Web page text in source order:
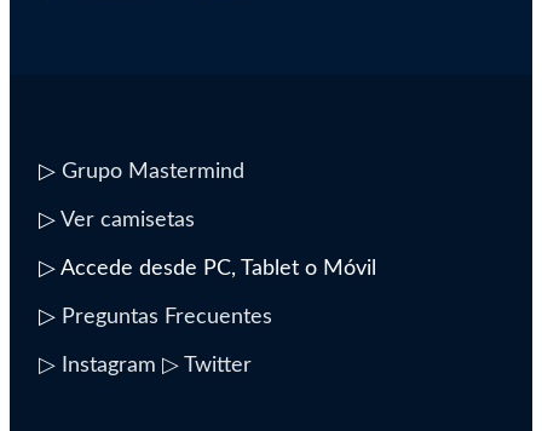
▷ Grupo Mastermind
▷ Ver camisetas
▷ Accede desde PC, Tablet o Móvil
▷ Preguntas Frecuentes
▷ Instagram ▷ Twitter